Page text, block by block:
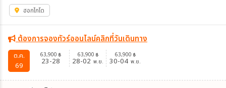
ฮอกไกโด
ต้องการจองทัวร์ออนไลน์คลิกที่วันเดินทาง
ต.ค.
69
63,900 ฿
23-28
63,900 ฿
28-02 พ.ย.
63,900 ฿
30-04 พ.ย.